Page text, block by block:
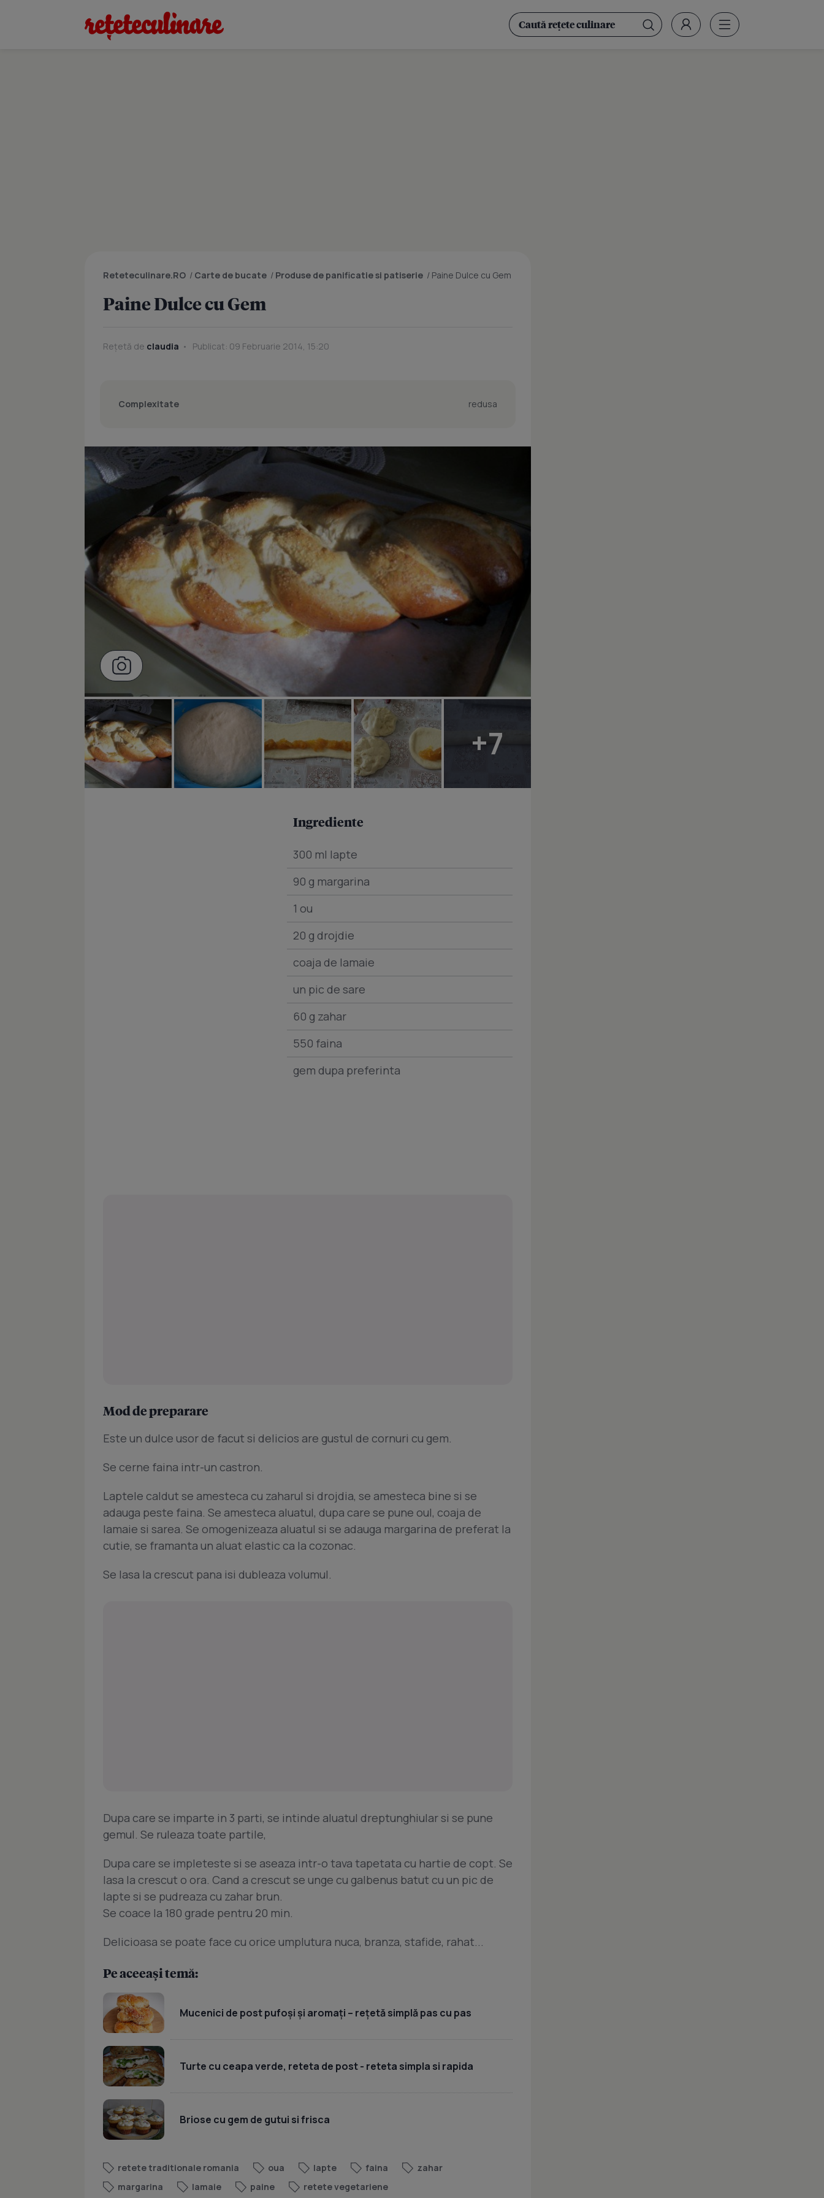
Reteteculinare.RO / Carte de bucate / Produse de panificatie si patiserie / Paine Dulce cu Gem
Paine Dulce cu Gem
Rețetă de claudia Publicat: 09 Februarie 2014, 15:20
Complexitate redusa
+7
Ingrediente
300 ml lapte
90 g margarina
1 ou
20 g drojdie
coaja de lamaie
un pic de sare
60 g zahar
550 faina
gem dupa preferinta
Mod de preparare
Este un dulce usor de facut si delicios are gustul de cornuri cu gem.
Se cerne faina intr-un castron.
Laptele caldut se amesteca cu zaharul si drojdia, se amesteca bine si se
adauga peste faina. Se amesteca aluatul, dupa care se pune oul, coaja de
lamaie si sarea. Se omogenizeaza aluatul si se adauga margarina de preferat la
cutie, se framanta un aluat elastic ca la cozonac.
Se lasa la crescut pana isi dubleaza volumul.
Dupa care se imparte in 3 parti, se intinde aluatul dreptunghiular si se pune
gemul. Se ruleaza toate partile,
Dupa care se impleteste si se aseaza intr-o tava tapetata cu hartie de copt. Se
lasa la crescut o ora. Cand a crescut se unge cu galbenus batut cu un pic de
lapte si se pudreaza cu zahar brun.
Se coace la 180 grade pentru 20 min.
Delicioasa se poate face cu orice umplutura nuca, branza, stafide, rahat...
Pe aceeași temă:
Mucenici de post pufoși și aromați – rețetă simplă pas cu pas
Turte cu ceapa verde, reteta de post - reteta simpla si rapida
Briose cu gem de gutui si frisca
retete traditionale romania oua lapte faina
zahar
margarina
lamaie paine retete vegetariene